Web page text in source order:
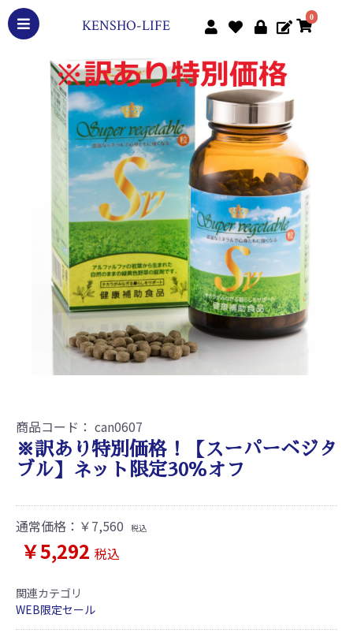
KENSHO-LIFE
0
商品コード： can0607
※訳あり特別価格！【スーパーベジタ
ブル】ネット限定30％オフ
通常価格： ￥7,560 税込
￥5,292 税込
関連カテゴリ
WEB限定セール